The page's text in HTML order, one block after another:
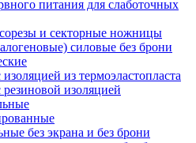
питания для слаботочных
и секторные ножницы
силовые без брони
из термоэластопласта
изоляцией
без экрана и без брони